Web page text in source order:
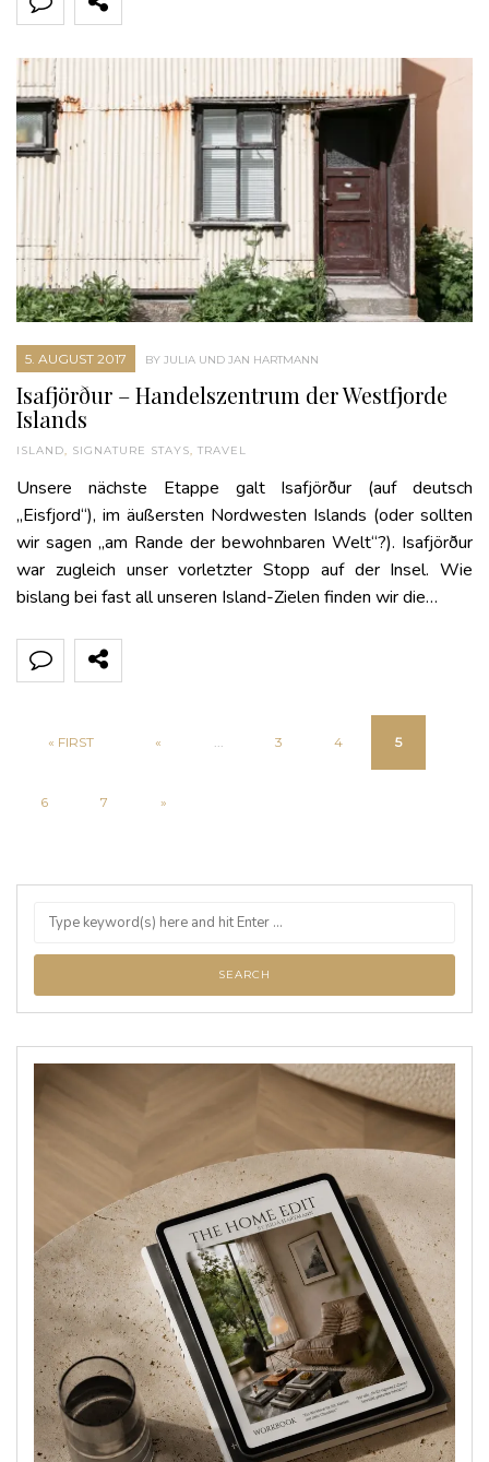
5. AUGUST 2017 BY JULIA UND JAN HARTMANN
Isafjörður – Handelszentrum der Westfjorde
Islands
ISLAND, SIGNATURE STAYS, TRAVEL
Unsere nächste Etappe galt Isafjörður (auf deutsch
„Eisfjord“), im äußersten Nordwesten Islands (oder sollten
wir sagen „am Rande der bewohnbaren Welt“?). Isafjörður
war zugleich unser vorletzter Stopp auf der Insel. Wie
bislang bei fast all unseren Island-Zielen finden wir die…
« FIRST « ... 3 4 5
6 7 »